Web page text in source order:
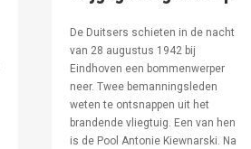
De Duitsers schieten in de nacht
van 28 augustus 1942 bij
Eindhoven een bommenwerper
neer. Twee bemanningsleden
weten te ontsnappen uit het
brandende vliegtuig. Een van hen
is de Pool Antonie Kiewnarski. Na